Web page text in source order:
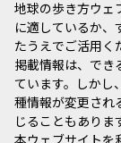
地球の歩き方ウェ
に適しているか、
たうえでご活用く
掲載情報は、でき
ています。しかし
種情報が変更され
じることもありま
本ウェブサイトを